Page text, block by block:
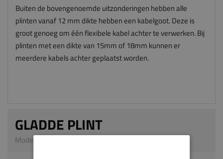
Buiten de bovengenoemde uitzonderingen hebben alle
plinten vanaf 12 mm dikte hebben een kabelgoot. Deze is
groot genoeg om één flexibele kabel achter te verwerken. Bij
plinten met een dikte van 15mm of 18mm kunnen er
meerdere kabels achter geplaatst worden.
GLADDE PLINT
Model 1001 | 15 x 90 mm | Meranti